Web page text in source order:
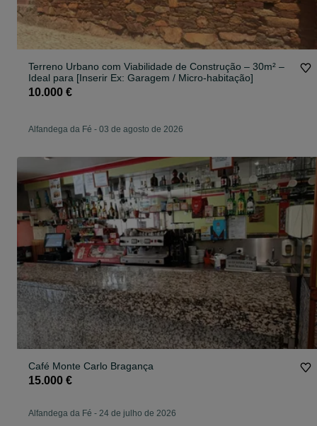
Terreno Urbano com Viabilidade de Construção – 30m² –
Ideal para [Inserir Ex: Garagem / Micro-habitação]
10.000 €
Alfandega da Fé - 03 de agosto de 2026
Café Monte Carlo Bragança
15.000 €
Alfandega da Fé - 24 de julho de 2026